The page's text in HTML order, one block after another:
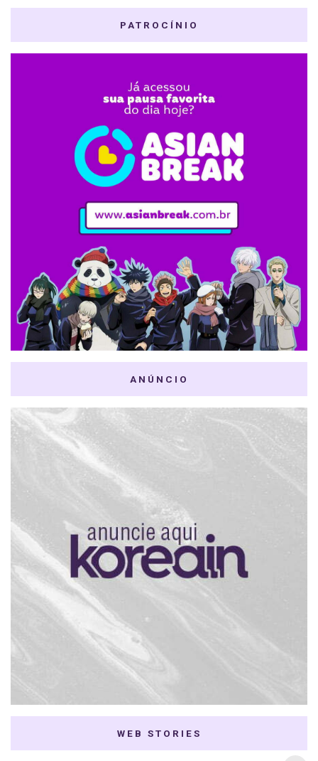
PATROCÍNIO
ANÚNCIO
WEB STORIES
7 K-dramas Enemies
to Lovers
Thai Dramas com
First e Khaotung